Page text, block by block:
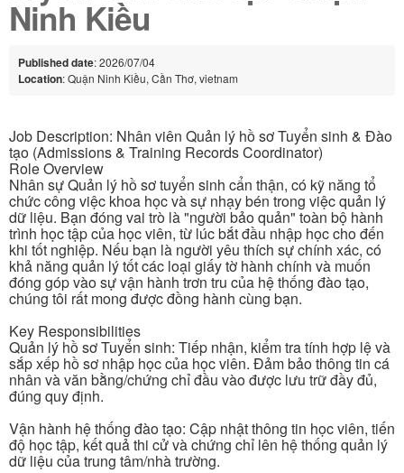
Ninh Kiều
Published date: 2026/07/04
Location: Quận Ninh Kiều, Cần Thơ, vietnam
Job Description: Nhân viên Quản lý hồ sơ Tuyển sinh & Đào
tạo (Admissions & Training Records Coordinator)
Role Overview
Nhân sự Quản lý hồ sơ tuyển sinh cẩn thận, có kỹ năng tổ
chức công việc khoa học và sự nhạy bén trong việc quản lý
dữ liệu. Bạn đóng vai trò là "người bảo quản" toàn bộ hành
trình học tập của học viên, từ lúc bắt đầu nhập học cho đến
khi tốt nghiệp. Nếu bạn là người yêu thích sự chính xác, có
khả năng quản lý tốt các loại giấy tờ hành chính và muốn
đóng góp vào sự vận hành trơn tru của hệ thống đào tạo,
chúng tôi rất mong được đồng hành cùng bạn.
Key Responsibilities
Quản lý hồ sơ Tuyển sinh: Tiếp nhận, kiểm tra tính hợp lệ và
sắp xếp hồ sơ nhập học của học viên. Đảm bảo thông tin cá
nhân và văn bằng/chứng chỉ đầu vào được lưu trữ đầy đủ,
đúng quy định.
Vận hành hệ thống đào tạo: Cập nhật thông tin học viên, tiến
độ học tập, kết quả thi cử và chứng chỉ lên hệ thống quản lý
dữ liệu của trung tâm/nhà trường.